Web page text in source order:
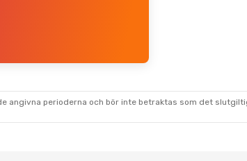
angivna perioderna och bör inte betraktas som det